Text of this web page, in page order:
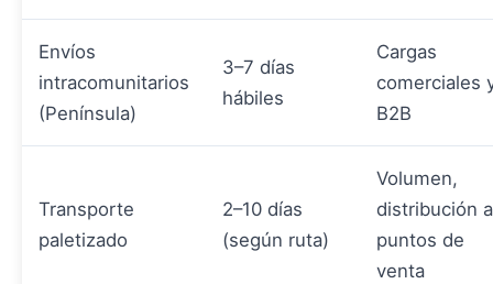
Envíos
intracomunitarios
(Península)
3–7 días
hábiles
Cargas
comerciales
B2B
Transporte
paletizado
2–10 días
(según ruta)
Volumen,
distribución a
puntos de
venta